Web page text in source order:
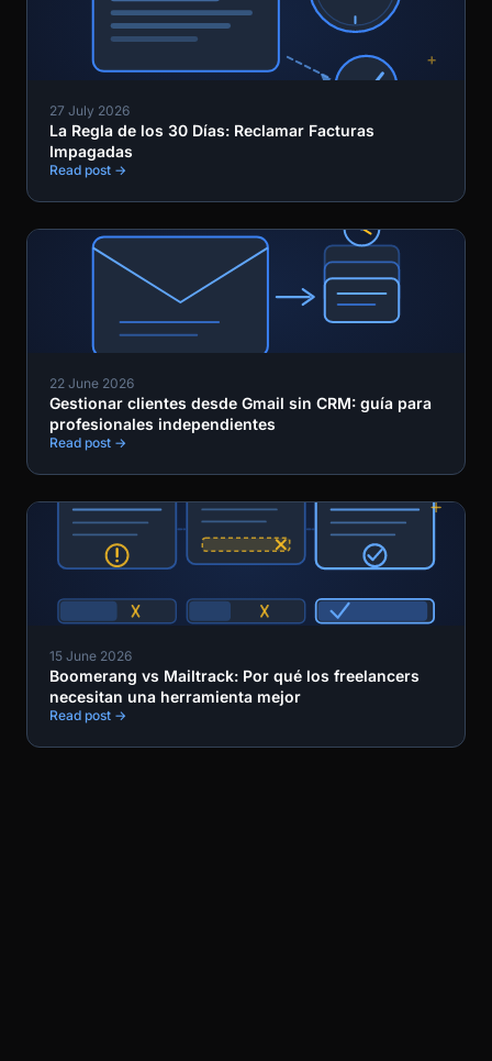
27 July 2026
La Regla de los 30 Días: Reclamar Facturas
Impagadas
Read post →
22 June 2026
Gestionar clientes desde Gmail sin CRM: guía para
profesionales independientes
Read post →
15 June 2026
Boomerang vs Mailtrack: Por qué los freelancers
necesitan una herramienta mejor
Read post →